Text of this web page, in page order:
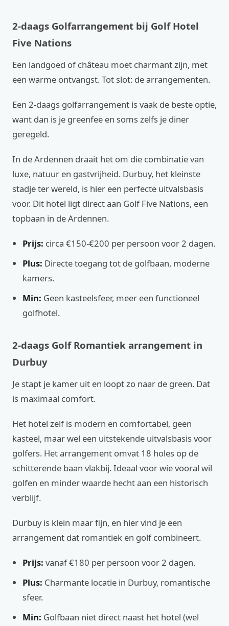
2-daags Golfarrangement bij Golf Hotel
Five Nations
Een landgoed of château moet charmant zijn, met
een warme ontvangst. Tot slot: de arrangementen.
Een 2-daags golfarrangement is vaak de beste optie,
want dan is je greenfee en soms zelfs je diner
geregeld.
In de Ardennen draait het om die combinatie van
luxe, natuur en gastvrijheid. Durbuy, het kleinste
stadje ter wereld, is hier een perfecte uitvalsbasis
voor. Dit hotel ligt direct aan Golf Five Nations, een
topbaan in de Ardennen.
Prijs: circa €150-€200 per persoon voor 2 dagen.
Plus: Directe toegang tot de golfbaan, moderne
kamers.
Min: Geen kasteelsfeer, meer een functioneel
golfhotel.
2-daags Golf Romantiek arrangement in
Durbuy
Je stapt je kamer uit en loopt zo naar de green. Dat
is maximaal comfort.
Het hotel zelf is modern en comfortabel, geen
kasteel, maar wel een uitstekende uitvalsbasis voor
golfers. Het arrangement omvat 18 holes op de
schitterende baan vlakbij. Ideaal voor wie vooral wil
golfen en minder waarde hecht aan een historisch
verblijf.
Durbuy is klein maar fijn, en hier vind je een
arrangement dat romantiek en golf combineert.
Prijs: vanaf €180 per persoon voor 2 dagen.
Plus: Charmante locatie in Durbuy, romantische
sfeer.
Min: Golfbaan niet direct naast het hotel (wel